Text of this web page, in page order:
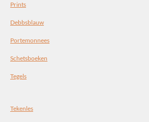
Prints
Debbsblauw
Portemonnees
Schetsboeken
Tegels
Tekenles